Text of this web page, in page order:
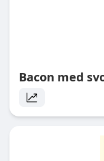
Bacon med